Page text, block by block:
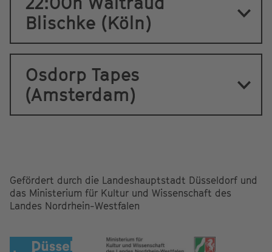
Blischke (Köln)
Osdorp Tapes
(Amsterdam)
Gefördert durch die Landeshauptstadt Düsseldorf und
das Ministerium für Kultur und Wissenschaft des
Landes Nordrhein-Westfalen